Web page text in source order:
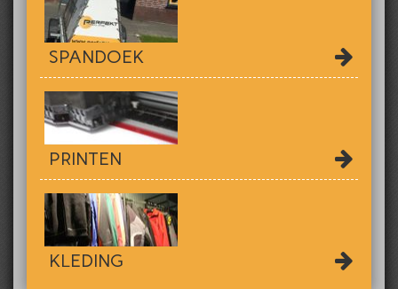
SPANDOEK
PRINTEN
KLEDING